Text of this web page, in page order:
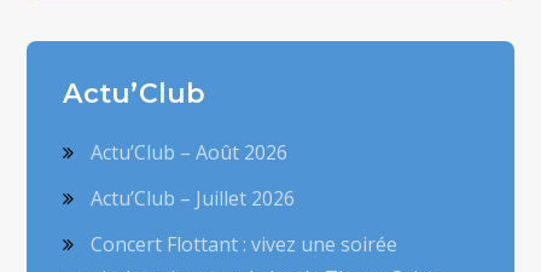
Actu’Club
Actu’Club – Août 2026
Actu’Club – Juillet 2026
Concert Flottant : vivez une soirée